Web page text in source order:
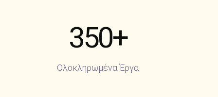
350+
Ολοκληρωμένα Έργα